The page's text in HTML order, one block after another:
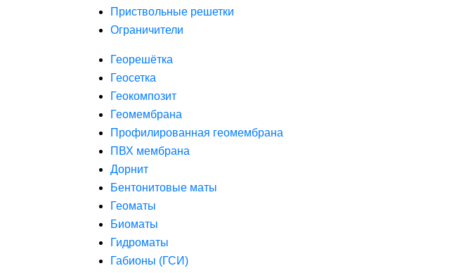
Приствольные решетки
Ограничители
Георешётка
Геосетка
Геокомпозит
Геомембрана
Профилированная геомембрана
ПВХ мембрана
Дорнит
Бентонитовые маты
Геоматы
Биоматы
Гидроматы
Габионы (ГСИ)